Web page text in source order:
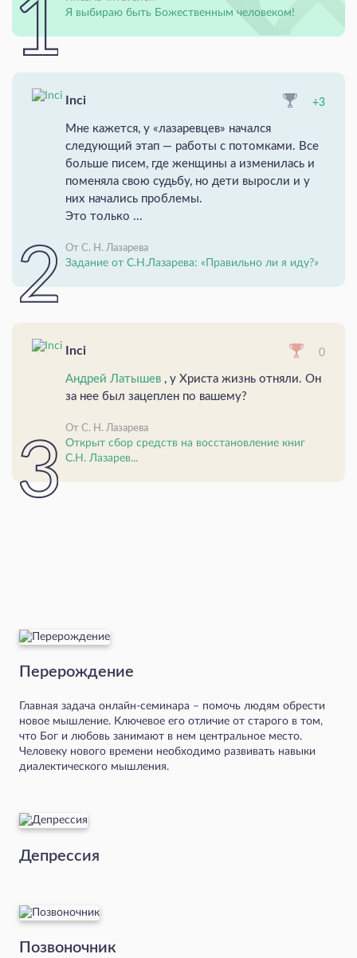
Я выбираю быть Божественным человеком!
Inci +3
Мне кажется, у «лазаревцев» начался
следующий этап — работы с потомками. Все
больше писем, где женщины а изменилась и
поменяла свою судьбу, но дети выросли и у
них начались проблемы.
Это только ...
От С. Н. Лазарева
Задание от С.Н.Лазарева: «Правильно ли я иду?»
Inci 0
Андрей Латышев , у Христа жизнь отняли. Он
за нее был зацеплен по вашему?
От С. Н. Лазарева
Открыт сбор средств на восстановление книг
С.Н. Лазарев...
Перерождение
Главная задача онлайн-семинара – помочь людям обрести
новое мышление. Ключевое его отличие от старого в том,
что Бог и любовь занимают в нем центральное место.
Человеку нового времени необходимо развивать навыки
диалектического мышления.
Депрессия
Позвоночник